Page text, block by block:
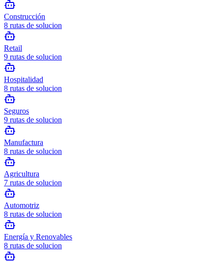
Construcción
8 rutas de solucion
Retail
9 rutas de solucion
Hospitalidad
8 rutas de solucion
Seguros
9 rutas de solucion
Manufactura
8 rutas de solucion
Agricultura
7 rutas de solucion
Automotriz
8 rutas de solucion
Energía y Renovables
8 rutas de solucion